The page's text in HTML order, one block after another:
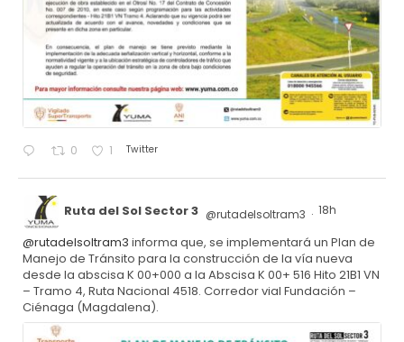
0 1 Twitter
Ruta del Sol Sector 3 @rutadelsoltram3 · 18h
@rutadelsoltram3 informa que, se implementará un Plan de
Manejo de Tránsito para la construcción de la vía nueva
desde la abscisa K 00+000 a la Abscisa K 00+ 516 Hito 21B1 VN
– Tramo 4, Ruta Nacional 4518. Corredor vial Fundación –
Ciénaga (Magdalena).